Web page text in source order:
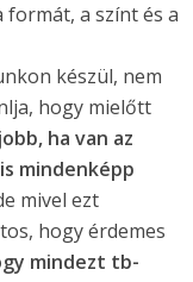
a színt és a
készül, nem
hogy mielőtt
ha van az
mindenképp
mivel ezt
hogy érdemes
mindezt tb-